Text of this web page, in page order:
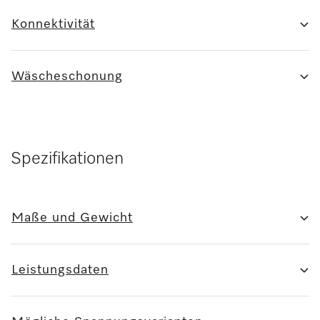
Konnektivität
Wäscheschonung
Spezifikationen
Maße und Gewicht
Leistungsdaten